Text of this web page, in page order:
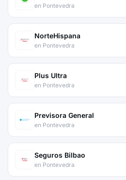
en Pontevedra
NorteHispana
en Pontevedra
Plus Ultra
en Pontevedra
Previsora General
en Pontevedra
Seguros Bilbao
en Pontevedra